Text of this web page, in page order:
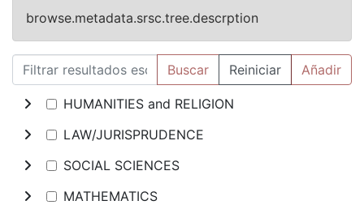
browse.metadata.srsc.tree.descrption
Buscar Reiniciar Añadir
HUMANITIES and RELIGION
LAW/JURISPRUDENCE
SOCIAL SCIENCES
MATHEMATICS